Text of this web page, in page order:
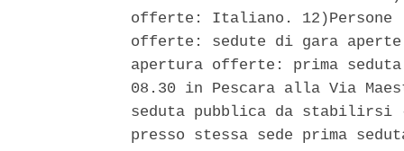
offerte: Italiano. 12)Persone
offerte: sedute di gara
apertura offerte: prima
08.30 in Pescara alla Via
seduta pubblica da stabilirsi
presso stessa sede prima